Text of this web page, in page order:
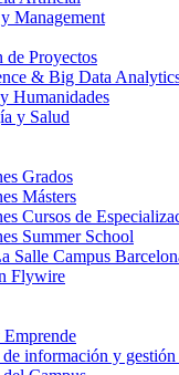
Management
de Proyectos
& Big Data
Humanidades
y Salud
Grados
Másters
Cursos de
Summer School
Salle Campus
Flywire
información y gestión